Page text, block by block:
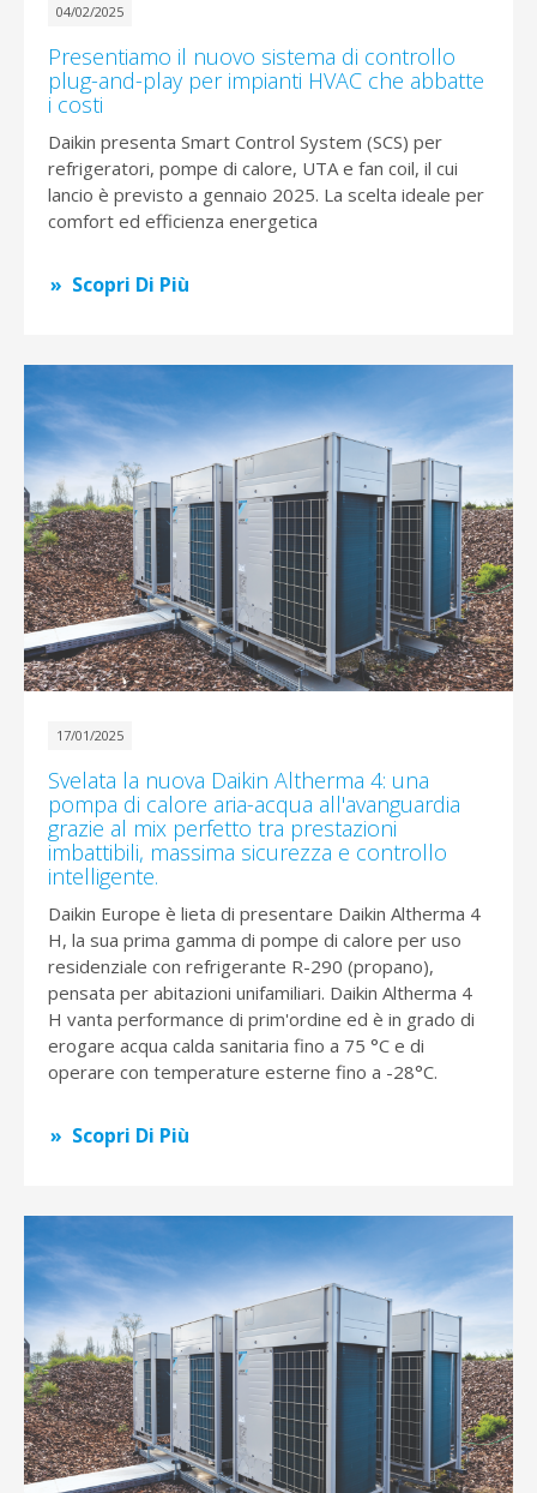
04/02/2025
Presentiamo il nuovo sistema di controllo
plug-and-play per impianti HVAC che abbatte
i costi
Daikin presenta Smart Control System (SCS) per
refrigeratori, pompe di calore, UTA e fan coil, il cui
lancio è previsto a gennaio 2025. La scelta ideale per
comfort ed efficienza energetica
Scopri Di Più
17/01/2025
Svelata la nuova Daikin Altherma 4: una
pompa di calore aria-acqua all'avanguardia
grazie al mix perfetto tra prestazioni
imbattibili, massima sicurezza e controllo
intelligente.
Daikin Europe è lieta di presentare Daikin Altherma 4
H, la sua prima gamma di pompe di calore per uso
residenziale con refrigerante R-290 (propano),
pensata per abitazioni unifamiliari. Daikin Altherma 4
H vanta performance di prim'ordine ed è in grado di
erogare acqua calda sanitaria fino a 75 °C e di
operare con temperature esterne fino a -28°C.
Scopri Di Più